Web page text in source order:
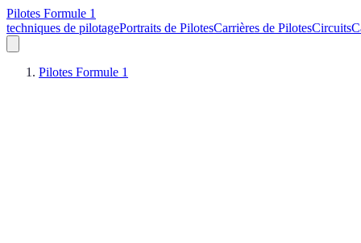
Pilotes Formule 1
techniques de pilotagePortraits de PilotesCarrières de PilotesCircuits
Pilotes Formule 1